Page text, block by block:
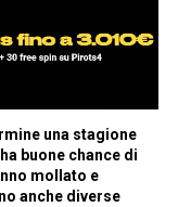
una stagione
buone chance di
mollato e
anche diverse